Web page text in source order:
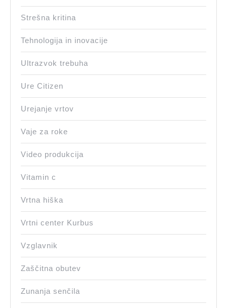
Strešna kritina
Tehnologija in inovacije
Ultrazvok trebuha
Ure Citizen
Urejanje vrtov
Vaje za roke
Video produkcija
Vitamin c
Vrtna hiška
Vrtni center Kurbus
Vzglavnik
Zaščitna obutev
Zunanja senčila